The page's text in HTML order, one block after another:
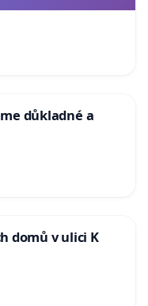
důkladné a
domů v ulici K